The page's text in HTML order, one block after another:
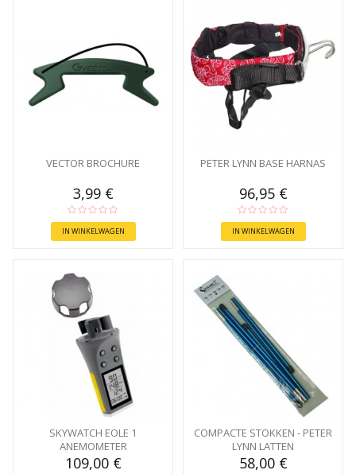
VECTOR BROCHURE
3,99 €
IN WINKELWAGEN
PETER LYNN BASE HARNAS
96,95 €
IN WINKELWAGEN
SKYWATCH EOLE 1
ANEMOMETER
109,00 €
COMPACTE STOKKEN - PETER
LYNN LATTEN
58,00 €